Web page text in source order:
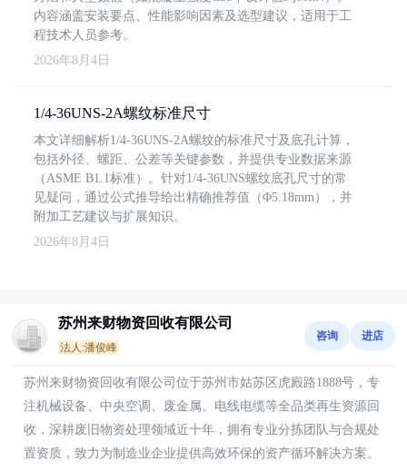
内容涵盖安装要点、性能影响因素及选型建议，适用于工
程技术人员参考。
2026年8月4日
1/4-36UNS-2A螺纹标准尺寸
本文详细解析1/4-36UNS-2A螺纹的标准尺寸及底孔计算，
包括外径、螺距、公差等关键参数，并提供专业数据来源
（ASME B1.1标准）。针对1/4-36UNS螺纹底孔尺寸的常
见疑问，通过公式推导给出精确推荐值（Φ5.18mm），并
附加工艺建议与扩展知识。
2026年8月4日
苏州来财物资回收有限公司
法人:潘俊峰
咨询 进店
苏州来财物资回收有限公司位于苏州市姑苏区虎殿路1888号，专
注机械设备、中央空调、废金属、电线电缆等全品类再生资源回
收，深耕废旧物资处理领域近十年，拥有专业分拣团队与合规处
置资质，致力为制造业企业提供高效环保的资产循环解决方案。